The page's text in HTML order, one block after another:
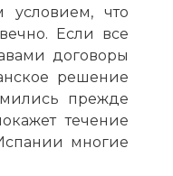
условием, что
Если все
договоры
решение
прежде
течение
многие